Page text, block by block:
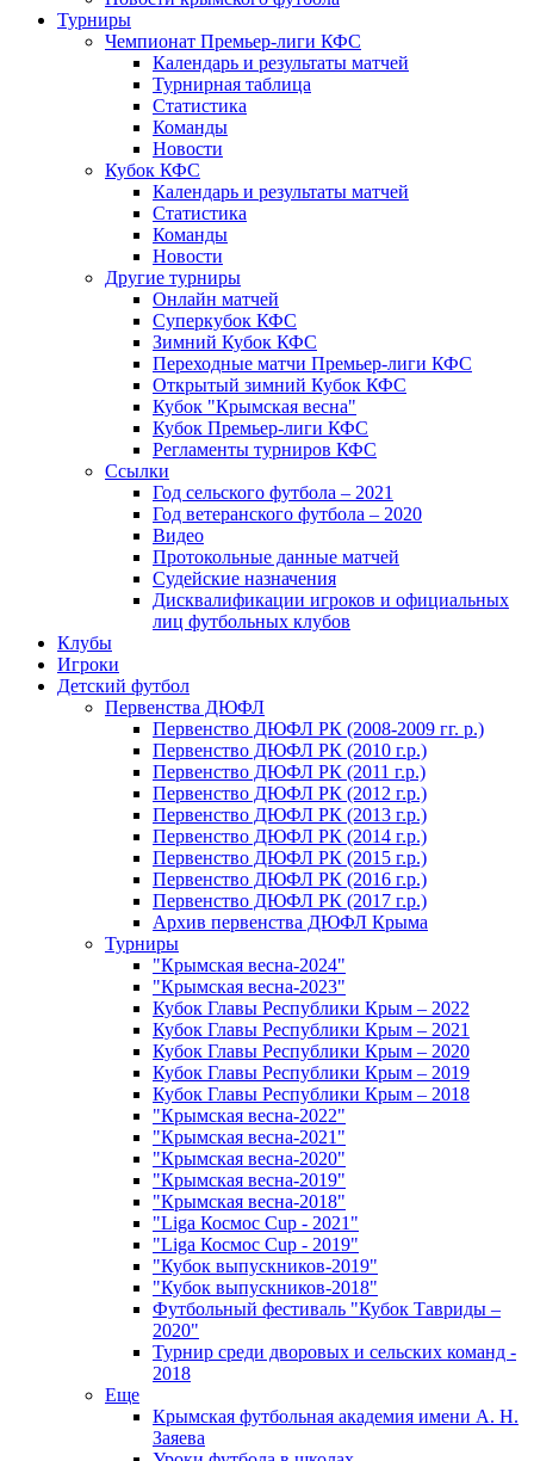
Турниры
Чемпионат Премьер-лиги КФС
Календарь и результаты матчей
Турнирная таблица
Статистика
Команды
Новости
Кубок КФС
Календарь и результаты матчей
Статистика
Команды
Новости
Другие турниры
Онлайн матчей
Суперкубок КФС
Зимний Кубок КФС
Переходные матчи Премьер-лиги КФС
Открытый зимний Кубок КФС
Кубок "Крымская весна"
Кубок Премьер-лиги КФС
Регламенты турниров КФС
Ссылки
Год сельского футбола – 2021
Год ветеранского футбола – 2020
Видео
Протокольные данные матчей
Судейские назначения
Дисквалификации игроков и официальных
лиц футбольных клубов
Клубы
Игроки
Детский футбол
Первенства ДЮФЛ
Первенство ДЮФЛ РК (2008-2009 гг. р.)
Первенство ДЮФЛ РК (2010 г.р.)
Первенство ДЮФЛ РК (2011 г.р.)
Первенство ДЮФЛ РК (2012 г.р.)
Первенство ДЮФЛ РК (2013 г.р.)
Первенство ДЮФЛ РК (2014 г.р.)
Первенство ДЮФЛ РК (2015 г.р.)
Первенство ДЮФЛ РК (2016 г.р.)
Первенство ДЮФЛ РК (2017 г.р.)
Архив первенства ДЮФЛ Крыма
Турниры
"Крымская весна-2024"
"Крымская весна-2023"
Кубок Главы Республики Крым – 2022
Кубок Главы Республики Крым – 2021
Кубок Главы Республики Крым – 2020
Кубок Главы Республики Крым – 2019
Кубок Главы Республики Крым – 2018
"Крымская весна-2022"
"Крымская весна-2021"
"Крымская весна-2020"
"Крымская весна-2019"
"Крымская весна-2018"
"Liga Космос Cup - 2021"
"Liga Космос Cup - 2019"
"Кубок выпускников-2019"
"Кубок выпускников-2018"
Футбольный фестиваль "Кубок Тавриды –
2020"
Турнир среди дворовых и сельских команд -
2018
Еще
Крымская футбольная академия имени А. Н.
Заяева